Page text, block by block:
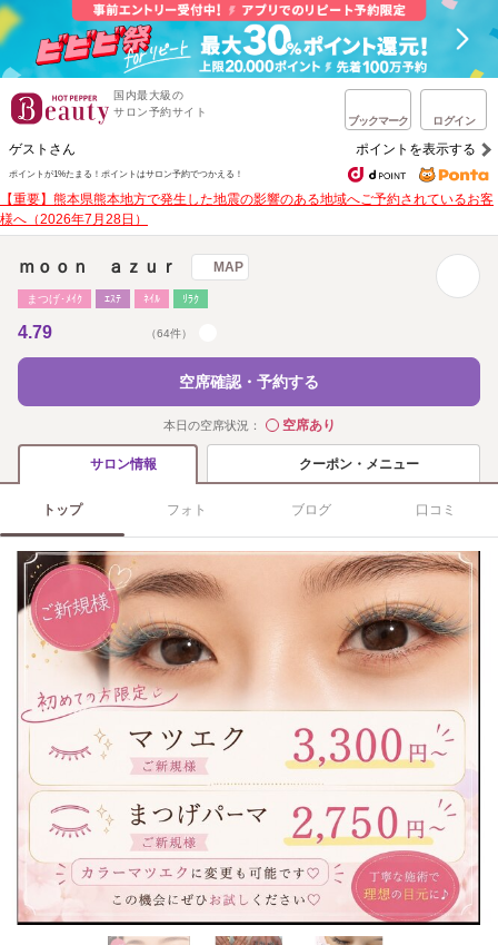
国内最大級の
サロン予約サイト
ブックマーク ログイン
ゲストさん ポイントを表示する
ポイントが1%たまる！ ポイントはサロン予約でつかえる！
【重要】熊本県熊本地方で発生した地震の影響のある地域へご予約されているお客
様へ（2026年7月28日）
ｍｏｏｎ ａｚｕｒ MAP
まつげ･ﾒｲｸ ｴｽﾃ ﾈｲﾙ ﾘﾗｸ
4.79 （64件）
空席確認・予約する
本日の空席状況： ◯空席あり
サロン情報 クーポン・メニュー
トップ フォト ブログ 口コミ